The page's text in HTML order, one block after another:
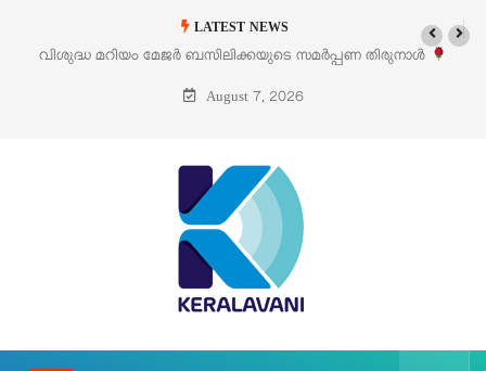
LATEST NEWS
‘പെറ്റൽസ്’ ലൈഫ് സ്റ്റൈൽ എക്സിബിഷനും സെയിലും ഓഗസ്റ്റ് 8-ന്
പെരുമാനൂരിൽ
August 7, 2026